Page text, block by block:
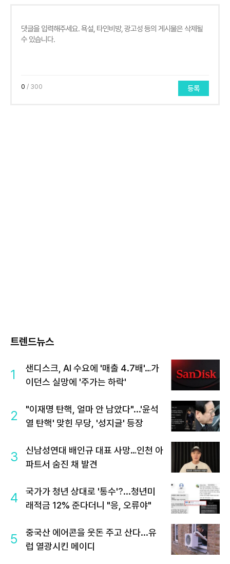
0 / 300 등록
트렌드뉴스
1
샌디스크, AI 수요에 '매출 4.7배'…가
이던스 실망에 '주가는 하락'
2
"이재명 탄핵, 얼마 안 남았다"...'윤석
열 탄핵' 맞힌 무당, '성지글' 등장
3
신남성연대 배인규 대표 사망…인천 아
파트서 숨진 채 발견
4
국가가 청년 상대로 '통수'?...청년미
래적금 12% 준다더니 "응, 오류야"
5
중국산 에어콘을 웃돈 주고 산다...유
럽 열광시킨 메이디